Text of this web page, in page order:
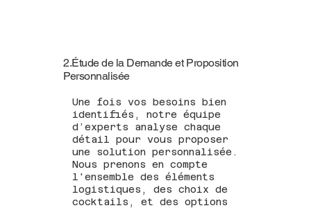
2.Étude de la Demande et Proposition
Personnalisée
Une fois vos besoins bien
identifiés, notre équipe
d’experts analyse chaque
détail pour vous proposer
une solution personnalisée.
Nous prenons en compte
l'ensemble des éléments
logistiques, des choix de
cocktails, et des options